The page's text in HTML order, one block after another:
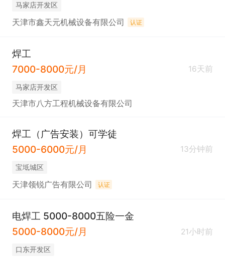
马家店开发区
天津市鑫天元机械设备有限公司 认证
焊工
7000-8000元/月
16天前
马家店开发区
天津市八方工程机械设备有限公司
焊工（广告安装）可学徒
5000-6000元/月
13分钟前
宝坻城区
天津领锐广告有限公司 认证
电焊工 5000-8000五险一金
5000-8000元/月
21小时前
口东开发区